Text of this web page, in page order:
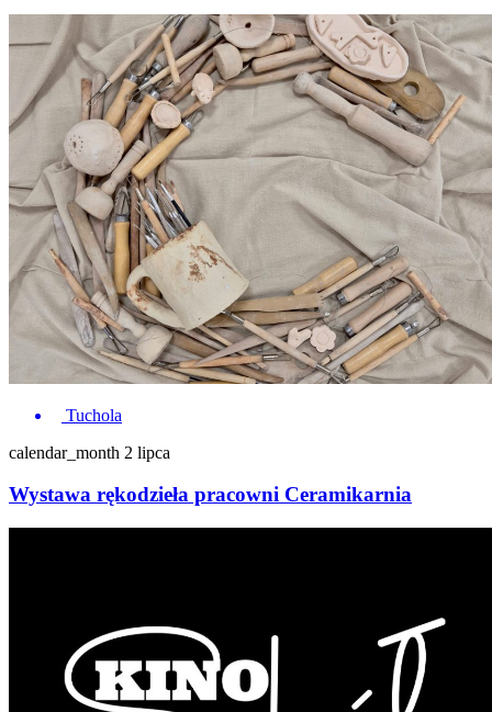
Tuchola
calendar_month 2 lipca
Wystawa rękodzieła pracowni Ceramikarnia